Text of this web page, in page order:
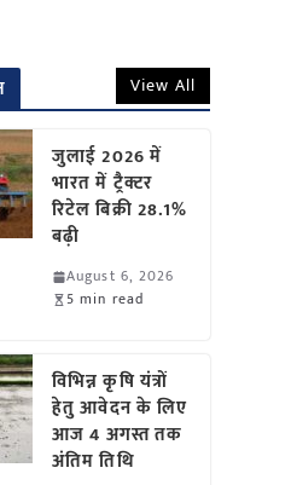
View All
जुलाई 2026 में
भारत में ट्रैक्टर
रिटेल बिक्री 28.1%
बढ़ी
August 6, 2026
5 min read
विभिन्न कृषि यंत्रों
हेतु आवेदन के लिए
आज 4 अगस्त तक
अंतिम तिथि